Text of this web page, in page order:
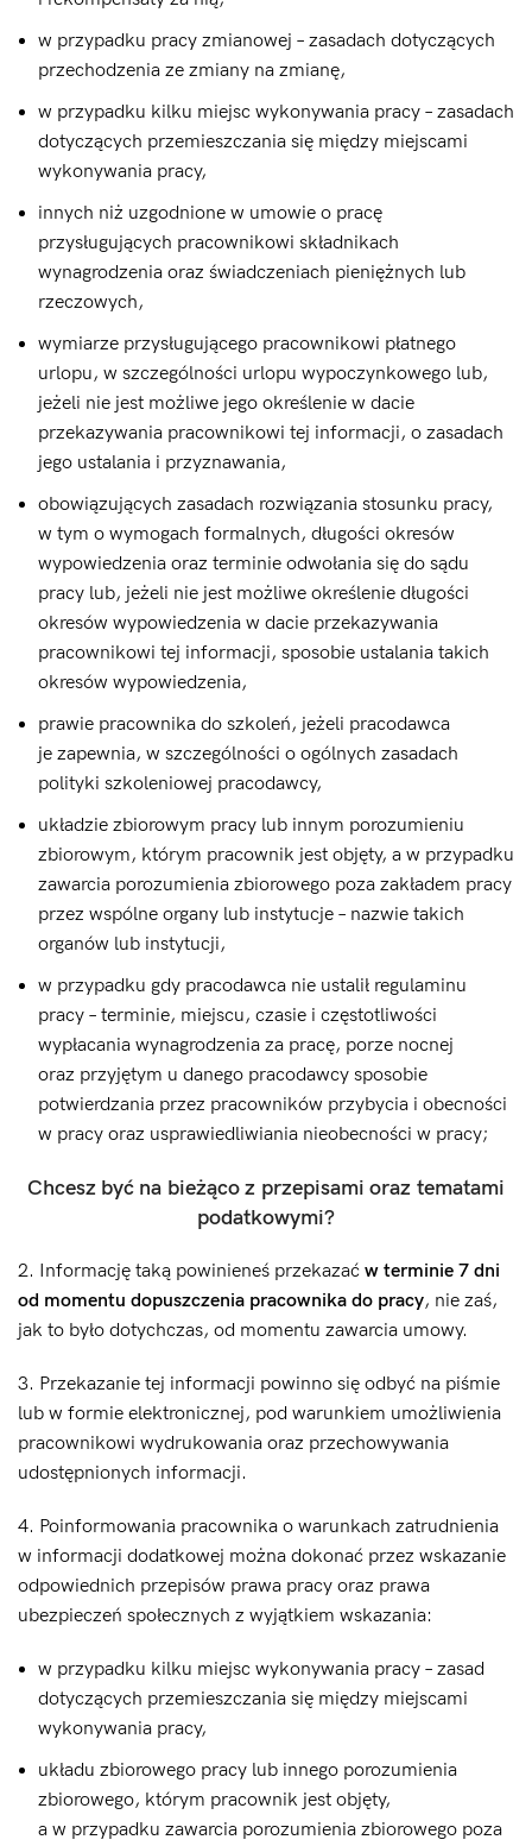
w przypadku pracy zmianowej – zasadach dotyczących
przechodzenia ze zmiany na zmianę,
w przypadku kilku miejsc wykonywania pracy – zasadach
dotyczących przemieszczania się między miejscami
wykonywania pracy,
innych niż uzgodnione w umowie o pracę
przysługujących pracownikowi składnikach
wynagrodzenia oraz świadczeniach pieniężnych lub
rzeczowych,
wymiarze przysługującego pracownikowi płatnego
urlopu, w szczególności urlopu wypoczynkowego lub,
jeżeli nie jest możliwe jego określenie w dacie
przekazywania pracownikowi tej informacji, o zasadach
jego ustalania i przyznawania,
obowiązujących zasadach rozwiązania stosunku pracy,
w tym o wymogach formalnych, długości okresów
wypowiedzenia oraz terminie odwołania się do sądu
pracy lub, jeżeli nie jest możliwe określenie długości
okresów wypowiedzenia w dacie przekazywania
pracownikowi tej informacji, sposobie ustalania takich
okresów wypowiedzenia,
prawie pracownika do szkoleń, jeżeli pracodawca
je zapewnia, w szczególności o ogólnych zasadach
polityki szkoleniowej pracodawcy,
układzie zbiorowym pracy lub innym porozumieniu
zbiorowym, którym pracownik jest objęty, a w przypadku
zawarcia porozumienia zbiorowego poza zakładem pracy
przez wspólne organy lub instytucje – nazwie takich
organów lub instytucji,
w przypadku gdy pracodawca nie ustalił regulaminu
pracy – terminie, miejscu, czasie i częstotliwości
wypłacania wynagrodzenia za pracę, porze nocnej
oraz przyjętym u danego pracodawcy sposobie
potwierdzania przez pracowników przybycia i obecności
w pracy oraz usprawiedliwiania nieobecności w pracy;
Chcesz być na bieżąco z przepisami oraz tematami
podatkowymi?
2. Informację taką powinieneś przekazać w terminie 7 dni
od momentu dopuszczenia pracownika do pracy, nie zaś,
jak to było dotychczas, od momentu zawarcia umowy.
3. Przekazanie tej informacji powinno się odbyć na piśmie
lub w formie elektronicznej, pod warunkiem umożliwienia
pracownikowi wydrukowania oraz przechowywania
udostępnionych informacji.
4. Poinformowania pracownika o warunkach zatrudnienia
w informacji dodatkowej można dokonać przez wskazanie
odpowiednich przepisów prawa pracy oraz prawa
ubezpieczeń społecznych z wyjątkiem wskazania:
w przypadku kilku miejsc wykonywania pracy – zasad
dotyczących przemieszczania się między miejscami
wykonywania pracy,
układu zbiorowego pracy lub innego porozumienia
zbiorowego, którym pracownik jest objęty,
a w przypadku zawarcia porozumienia zbiorowego poza